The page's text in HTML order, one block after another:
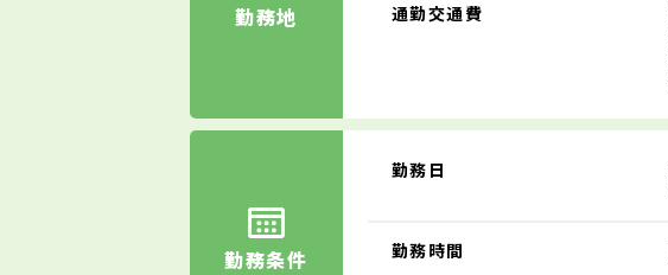
勤務地 通勤交通費
勤務条件
勤務日
勤務時間